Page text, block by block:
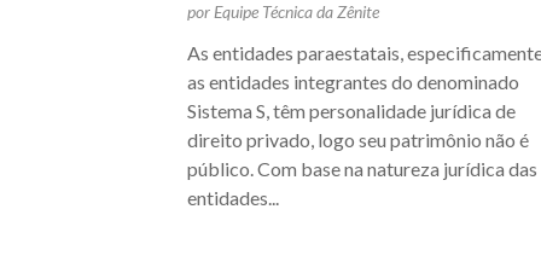
por Equipe Técnica da Zênite
As entidades paraestatais,
as entidades integrantes do denominado
Sistema S, têm personalidade jurídica de
direito privado, logo seu patrimônio não é
público. Com base na natureza jurídica das
entidades...